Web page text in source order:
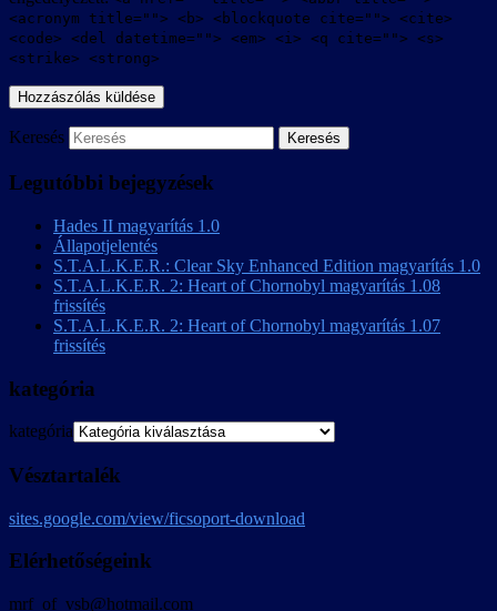
<acronym title=""> <b> <blockquote cite=""> <cite>
<code> <del datetime=""> <em> <i> <q cite=""> <s>
<strike> <strong>
Keresés
Legutóbbi bejegyzések
Hades II magyarítás 1.0
Állapotjelentés
S.T.A.L.K.E.R.: Clear Sky Enhanced Edition magyarítás 1.0
S.T.A.L.K.E.R. 2: Heart of Chornobyl magyarítás 1.08
frissítés
S.T.A.L.K.E.R. 2: Heart of Chornobyl magyarítás 1.07
frissítés
kategória
kategória
Vésztartalék
sites.google.com/view/ficsoport-download
Elérhetőségeink
mrf_of_vsb@hotmail.com